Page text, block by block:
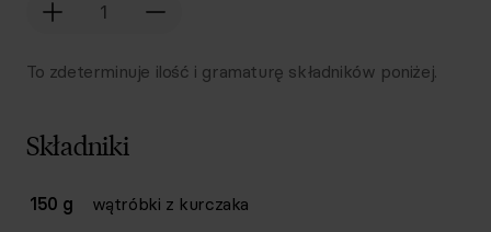
To zdeterminuje ilość i gramaturę składników poniżej.
Składniki
Lista składników przepisu z ilościami i wagami
Ilość Składnik
150 g
wątróbki z kurczaka